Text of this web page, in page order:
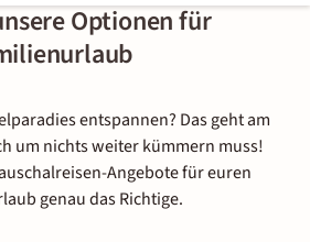
Optionen für
entspannen? Das geht am
um nichts weiter kümmern muss!
Angebote für euren
genau das Richtige.